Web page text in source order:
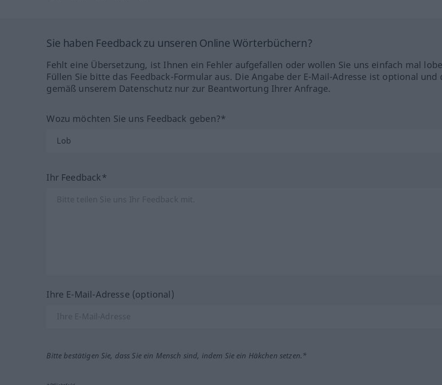
Sie haben Feedback zu unseren Online Wörterbüchern?
Fehlt eine Übersetzung, ist Ihnen ein Fehler aufgefallen oder wollen Sie uns einfach mal
Füllen Sie bitte das Feedback-Formular aus. Die Angabe der E-Mail-Adresse ist optional und
gemäß unserem Datenschutz nur zur Beantwortung Ihrer Anfrage.
Wozu möchten Sie uns Feedback geben?*
Ihr Feedback*
Ihre E-Mail-Adresse (optional)
Bitte bestätigen Sie, dass Sie ein Mensch sind, indem Sie ein Häkchen setzen.*